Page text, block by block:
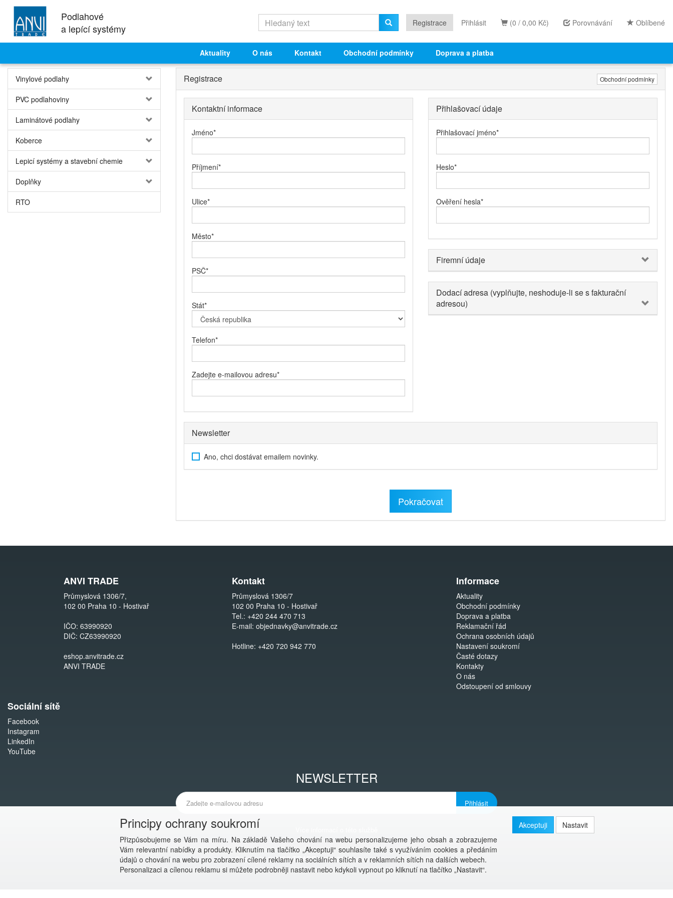
Podlahové
a lepící systémy
(0 / 0,00 Kč) Porovnávání Oblíbené
Registrace Přihlásit
Aktuality O nás Kontakt Obchodní podmínky Doprava a platba
Vinylové podlahy
PVC podlahoviny
Laminátové podlahy
Koberce
Lepicí systémy a stavební chemie
Doplňky
RTO
Registrace Obchodní podmínky
Kontaktní informace
Jméno*
Příjmení*
Ulice*
Město*
PSČ*
Stát*
Telefon*
Zadejte e-mailovou adresu*
Přihlašovací údaje
Přihlašovací jméno*
Heslo*
Ověření hesla*
Firemní údaje
Dodací adresa (vyplňujte, neshoduje-li se s fakturační
adresou)
Newsletter
Ano, chci dostávat emailem novinky.
Pokračovat
ANVI TRADE
Průmyslová 1306/7,
102 00 Praha 10 - Hostivař
IČO: 63990920
DIČ: CZ63990920
eshop.anvitrade.cz
ANVI TRADE
Kontakt
Průmyslová 1306/7
102 00 Praha 10 - Hostivař
Tel.: +420 244 470 713
E-mail: objednavky@anvitrade.cz
Hotline: +420 720 942 770
Informace
Aktuality
Obchodní podmínky
Doprava a platba
Reklamační řád
Ochrana osobních údajů
Nastavení soukromí
Časté dotazy
Kontakty
O nás
Odstoupení od smlouvy
Sociální sítě
Facebook
Instagram
LinkedIn
YouTube
NEWSLETTER
Přihlásit
Copyright © ANVI TRADE 2001-2026, powered by ABRA E-shop
Principy ochrany soukromí
Přizpůsobujeme se Vám na míru. Na základě Vašeho chování na webu personalizujeme jeho obsah a zobrazujeme
Vám relevantní nabídky a produkty. Kliknutím na tlačítko „Akceptuji“ souhlasíte také s využíváním cookies a předáním
údajů o chování na webu pro zobrazení cílené reklamy na sociálních sítích a v reklamních sítích na dalších webech.
Personalizaci a cílenou reklamu si můžete podrobněji nastavit nebo kdykoli vypnout po kliknutí na tlačítko „Nastavit“.
Akceptuji Nastavit